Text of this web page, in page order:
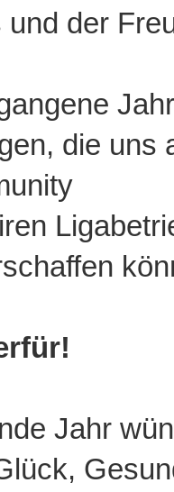
der
die uns
Jahr